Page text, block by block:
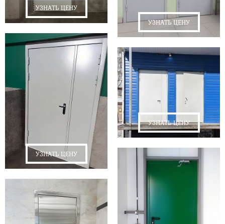
УЗНАТЬ ЦЕНУ
УЗНАТЬ ЦЕНУ
УЗНАТЬ ЦЕНУ
УЗНАТЬ ЦЕНУ